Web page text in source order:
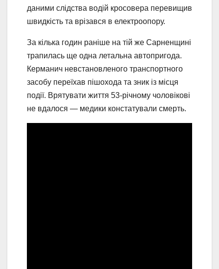
даними слідства водій кросовера перевищив
швидкість та врізався в електроопору.
За кілька годин раніше на тій же Сарненщині
трапилась ще одна летальна автопригода.
Керманич невстановленого транспортного
засобу переїхав пішохода та зник із місця
події. Врятувати життя 53-річному чоловікові
не вдалося — медики констатували смерть.